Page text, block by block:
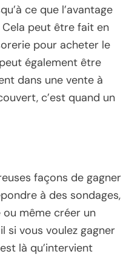
ce que l’avantage
peut être fait en
pour acheter le
également être
dans une vente à
c’est quand un
façons de gagner
à des sondages,
ou même créer un
si vous voulez gagner
là qu’intervient